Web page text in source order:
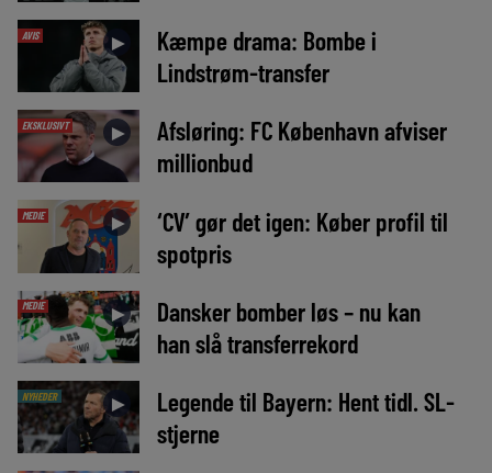
AVIS ►
Kæmpe drama: Bombe i
Lindstrøm-transfer
EKSKLUSIVT ►
Afsløring: FC København afviser
millionbud
MEDIE ►
‘CV’ gør det igen: Køber profil til
spotpris
MEDIE ►
Dansker bomber løs – nu kan
han slå transferrekord
NYHEDER ►
Legende til Bayern: Hent tidl. SL-
stjerne